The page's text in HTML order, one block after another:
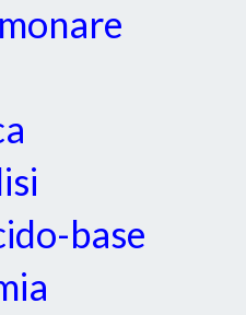
base